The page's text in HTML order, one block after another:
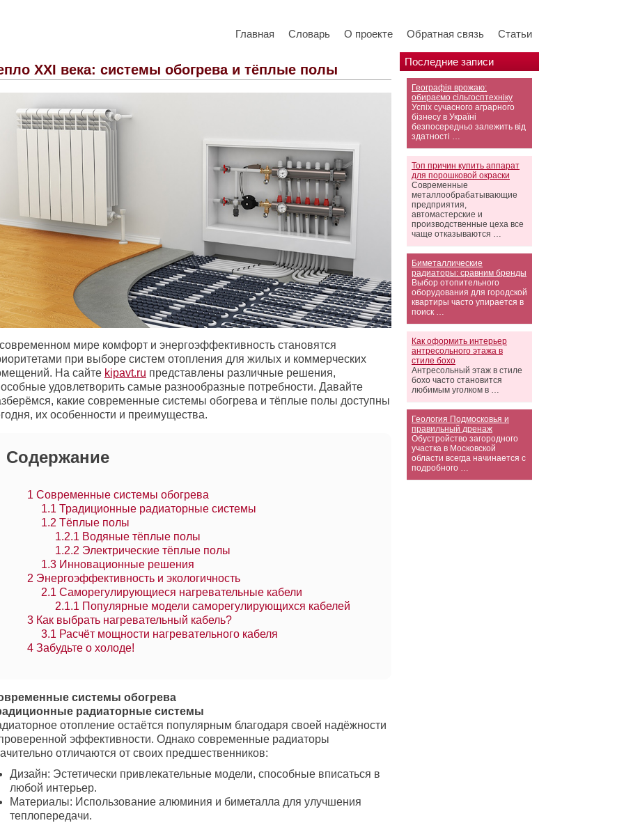
Главная Словарь О проекте Обратная связь Статьи
Последние записи
Географія врожаю:
обираємо сільгосптехніку
Успіх сучасного аграрного
бізнесу в Україні
безпосередньо залежить від
здатності …
Топ причин купить аппарат
для порошковой окраски
Современные
металлообрабатывающие
предприятия,
автомастерские и
производственные цеха все
чаще отказываются …
Биметаллические
радиаторы: сравним бренды
Выбор отопительного
оборудования для городской
квартиры часто упирается в
поиск …
Как оформить интерьер
антресольного этажа в
стиле бохо
Антресольный этаж в стиле
бохо часто становится
любимым уголком в …
Геология Подмосковья и
правильный дренаж
Обустройство загородного
участка в Московской
области всегда начинается с
подробного …
XXI века: системы обогрева и тёплые полы
мире комфорт и энергоэффективность становятся
при выборе систем отопления для жилых и коммерческих
На сайте kipavt.ru представлены различные решения,
удовлетворить самые разнообразные потребности. Давайте
какие современные системы обогрева и тёплые полы доступны
их особенности и преимущества.
Содержание
1 Современные системы обогрева
1.1 Традиционные радиаторные системы
1.2 Тёплые полы
1.2.1 Водяные тёплые полы
1.2.2 Электрические тёплые полы
1.3 Инновационные решения
2 Энергоэффективность и экологичность
2.1 Саморегулирующиеся нагревательные кабели
2.1.1 Популярные модели саморегулирующихся кабелей
3 Как выбрать нагревательный кабель?
3.1 Расчёт мощности нагревательного кабеля
4 Забудьте о холоде!
системы обогрева
радиаторные системы
отопление остаётся популярным благодаря своей надёжности
эффективности. Однако современные радиаторы
отличаются от своих предшественников:
Дизайн: Эстетически привлекательные модели, способные вписаться в
любой интерьер.
Материалы: Использование алюминия и биметалла для улучшения
теплопередачи.